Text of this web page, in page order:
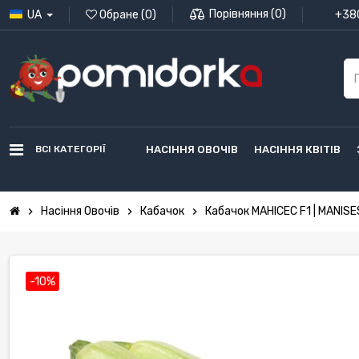
UA Обране (0) Порівняння (0)
ВСІ КАТЕГОРІЇ НАСІННЯ ОВОЧІВ НАСІННЯ КВІТІВ
chevron_right Насіння Овочів chevron_right Кабачок chevron_right Кабачок МАНІСЕС F1 |
-10%